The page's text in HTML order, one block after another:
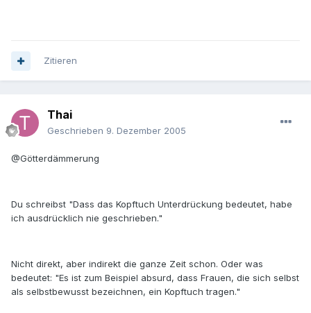
Zitieren
Thai
Geschrieben 9. Dezember 2005
@Götterdämmerung
Du schreibst "Dass das Kopftuch Unterdrückung bedeutet, habe
ich ausdrücklich nie geschrieben."
Nicht direkt, aber indirekt die ganze Zeit schon. Oder was
bedeutet: "Es ist zum Beispiel absurd, dass Frauen, die sich selbst
als selbstbewusst bezeichnen, ein Kopftuch tragen."